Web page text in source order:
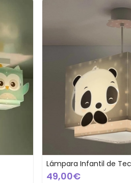
Lámpara Infantil de
49,00€